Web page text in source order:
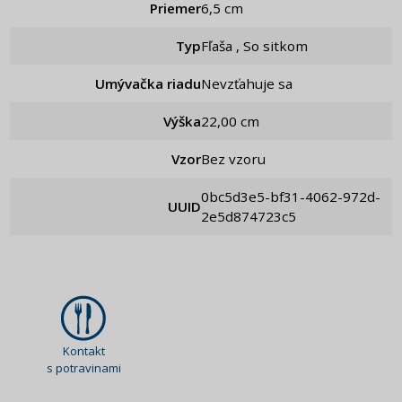
Priemer 6,5 cm
Typ Fľaša , So sitkom
Umývačka riadu Nevzťahuje sa
Výška 22,00 cm
Vzor Bez vzoru
UUID
0bc5d3e5-bf31-4062-972d-
2e5d874723c5
Kontakt
s potravinami